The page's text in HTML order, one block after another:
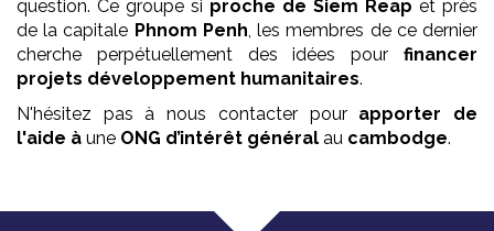
question. Ce groupe si proche de Siem Reap et près
de la capitale Phnom Penh , les membres de ce dernier
cherche perpétuellement des idées pour financer
projets développement humanitaires.
N'hésitez pas à nous contacter pour apporter de
l'aide à une ONG d’intérêt général au cambodge.